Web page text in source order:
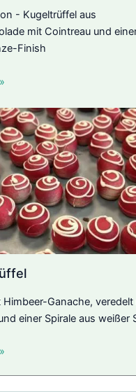
- Kugeltrüffel aus
mit Cointreau und
Finish
Ganache, veredelt
einer Spirale aus weißer